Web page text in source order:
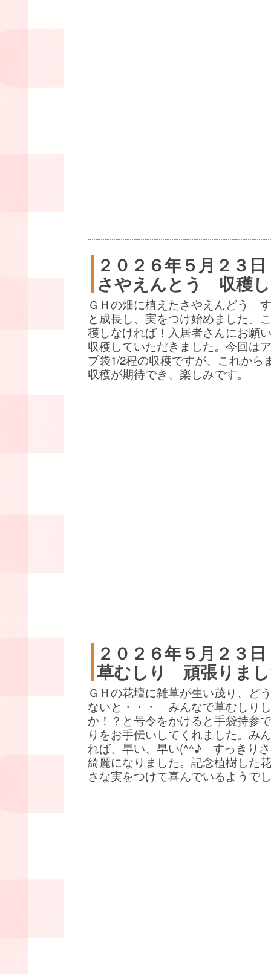
２０２６年５月２３日
さやえんとう 収穫
ＧＨの畑に植えたさやえんどう。
と成長し、実をつけ始めました。
穫しなければ！入居者さんにお願
収穫していただきました。今回は
プ袋1/2程の収穫ですが、これから
収穫が期待でき、楽しみです。
２０２６年５月２３日
草むしり 頑張りま
ＧＨの花壇に雑草が生い茂り、ど
ないと・・・。みんなで草むしり
か！？と号令をかけると手袋持参
りをお手伝いしてくれました。み
れば、早い、早い(^^♪ すっきり
綺麗になりました。記念植樹した
さな実をつけて喜んでいるようで